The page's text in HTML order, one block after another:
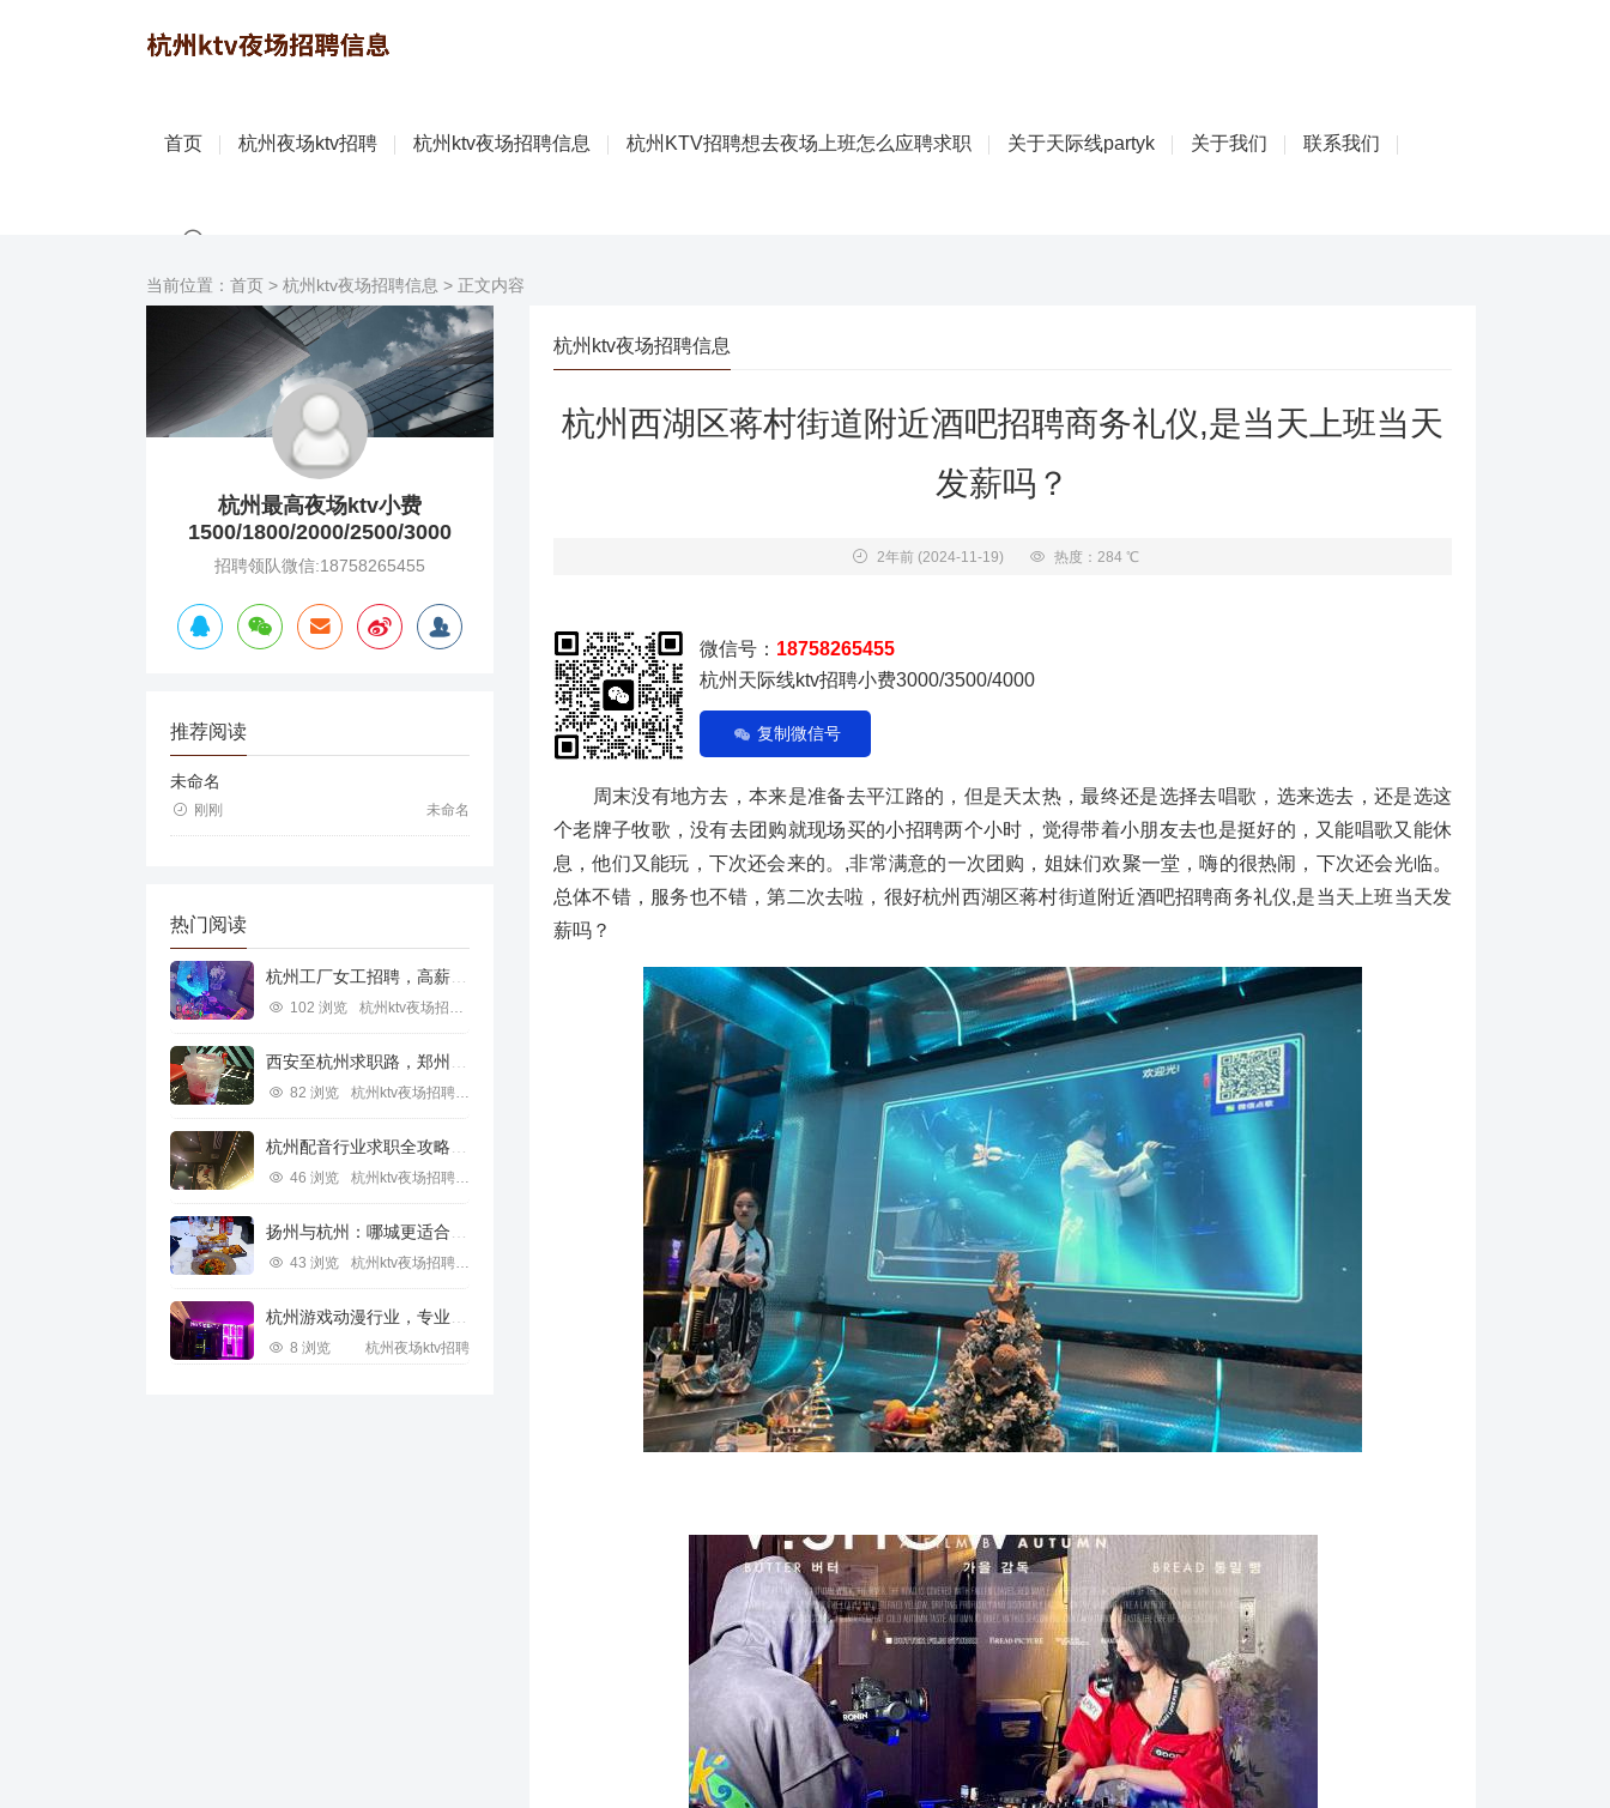
首页 杭州夜场ktv招聘 杭州ktv夜场招聘信息 杭州KTV招聘想去夜场上班怎么应聘求职 关于天际线partyk 关于我们 联系我们
当前位置： 首页 > 杭州ktv夜场招聘信息 > 正文内容
杭州最高夜场ktv小费
1500/1800/2000/2500/3000
招聘领队微信:18758265455
推荐阅读
未命名
刚刚 未命名
热门阅读
102 浏览 杭州ktv夜场招聘信息
82 浏览 杭州ktv夜场招聘信息
46 浏览 杭州ktv夜场招聘信息
43 浏览 杭州ktv夜场招聘信息
8 浏览 杭州夜场ktv招聘
杭州ktv夜场招聘信息
杭州西湖区蒋村街道附近酒吧招聘商务礼仪,是当天上班当天
发薪吗？
2年前(2024-11-19) 热度：284 ℃
微信号： 18758265455
杭州天际线ktv招聘小费3000/3500/4000
复制微信号
周末没有地方去，本来是准备去平江路的，但是天太热，最终还是选择去唱歌，选来选去，还是选这
个老牌子牧歌，没有去团购就现场买的小招聘两个小时，觉得带着小朋友去也是挺好的，又能唱歌又能休
息，他们又能玩，下次还会来的。,非常满意的一次团购，姐妹们欢聚一堂，嗨的很热闹，下次还会光临。
总体不错，服务也不错，第二次去啦，很好杭州西湖区蒋村街道附近酒吧招聘商务礼仪,是当天上班当天发
薪吗？